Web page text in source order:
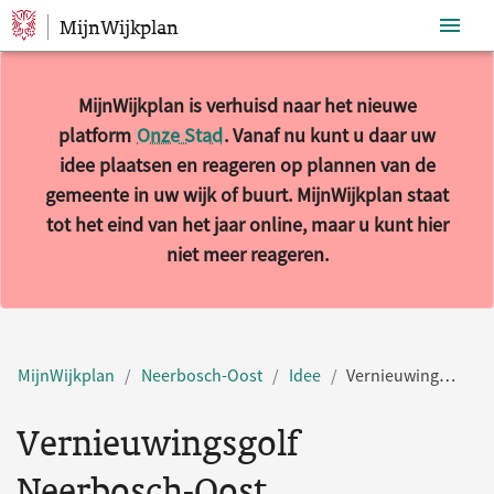
Sla navigatie over
MijnWijkplan
MijnWijkplan is verhuisd naar het nieuwe
platform Onze Stad. Vanaf nu kunt u daar uw
idee plaatsen en reageren op plannen van de
gemeente in uw wijk of buurt. MijnWijkplan staat
tot het eind van het jaar online, maar u kunt hier
niet meer reageren.
MijnWijkplan Neerbosch-Oost Idee Vernieuwingsgolf Neerbosch-Oost
Vernieuwingsgolf